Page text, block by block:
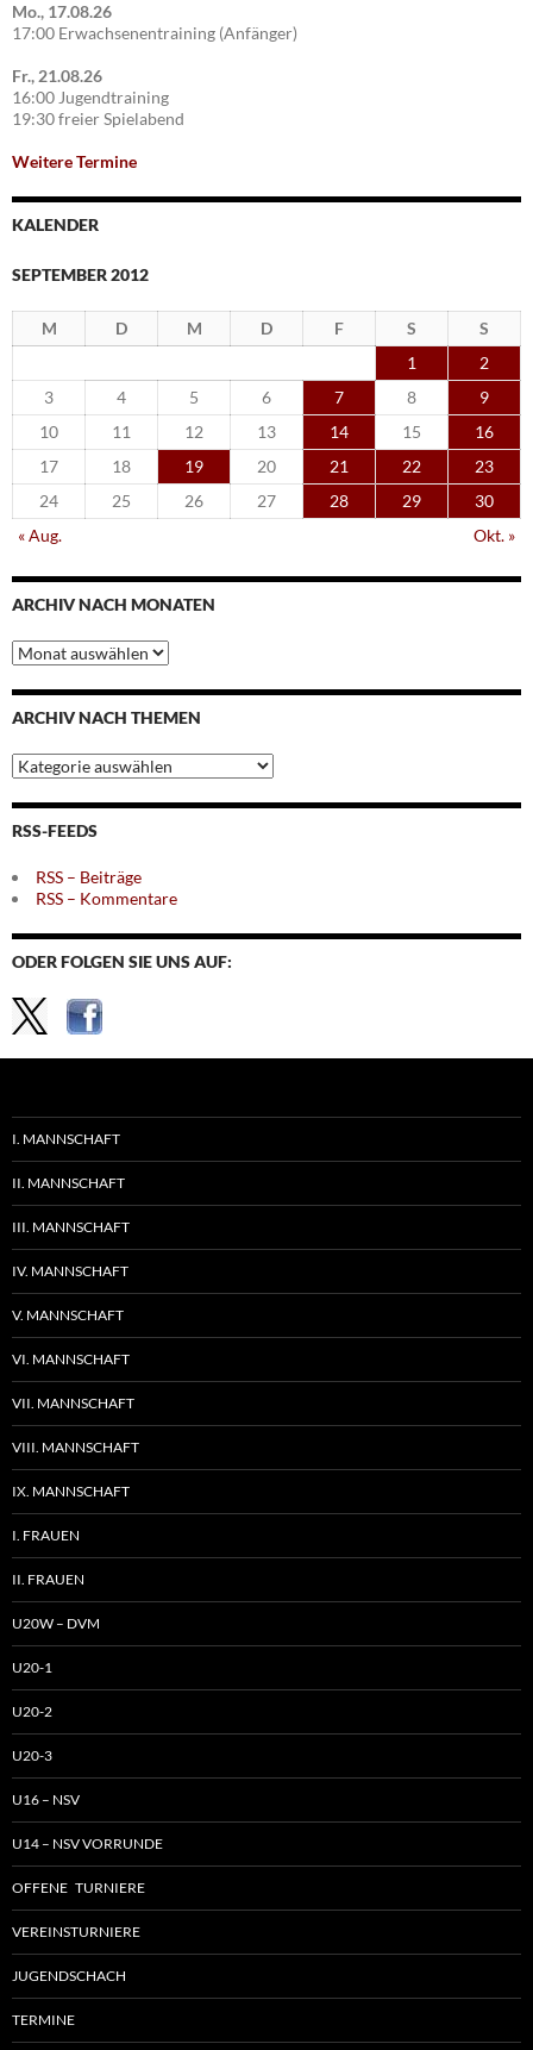
Mo., 17.08.26
17:00 Erwachsenentraining (Anfänger)
Fr., 21.08.26
16:00 Jugendtraining
19:30 freier Spielabend
Weitere Termine
KALENDER
SEPTEMBER 2012
M D M D F S
S
1
2
3
4 5 6 7 8
9
10
11 12 13 14 15
16
17
18 19 20 21 22
23
24
25 26 27 28 29
30
« Aug.
Okt. »
ARCHIV NACH MONATEN
Archiv
nach
Monaten
ARCHIV NACH THEMEN
Archiv
nach
Themen
RSS-FEEDS
RSS – Beiträge
RSS – Kommentare
ODER FOLGEN SIE UNS AUF:
I. MANNSCHAFT
II. MANNSCHAFT
III. MANNSCHAFT
IV. MANNSCHAFT
V. MANNSCHAFT
VI. MANNSCHAFT
VII. MANNSCHAFT
VIII. MANNSCHAFT
IX. MANNSCHAFT
I. FRAUEN
II. FRAUEN
U20W – DVM
U20-1
U20-2
U20-3
U16 – NSV
U14 – NSV VORRUNDE
OFFENE TURNIERE
VEREINSTURNIERE
JUGENDSCHACH
TERMINE